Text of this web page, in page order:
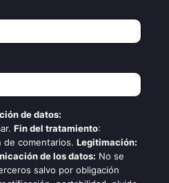
de datos:
Fin del tratamiento:
de comentarios. Legitimación:
de los datos: No se
salvo por obligación